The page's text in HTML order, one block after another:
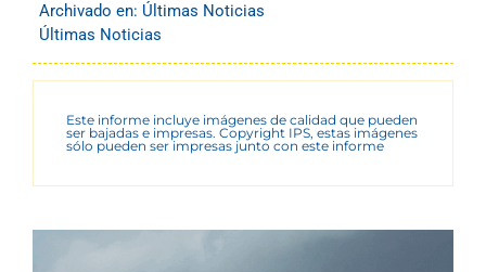
Archivado en: Últimas Noticias
Últimas Noticias
Este informe incluye imágenes de calidad que pueden
ser bajadas e impresas. Copyright IPS, estas imágenes
sólo pueden ser impresas junto con este informe